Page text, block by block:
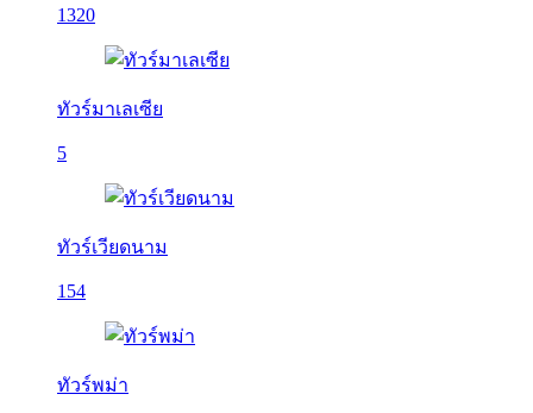
1320
ทัวร์มาเลเซีย
5
ทัวร์เวียดนาม
154
ทัวร์พม่า